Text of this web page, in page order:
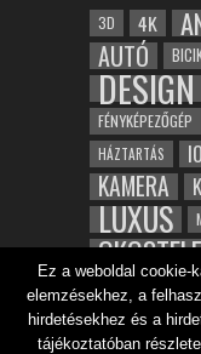
3D 4K
AUTÓ
DESIGN
FÉNYKÉPEZŐGÉP
HÁZTARTÁS
KAMERA
LUXUS
ROBOT
TESZT VIDEÓ
Ez a weboldal cookie-
elemzésekhez, a
hirdetésekhez és a
tájékoztatóban